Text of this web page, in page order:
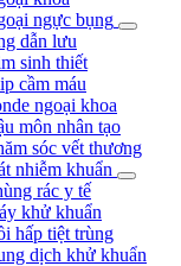
ngực bụng
dẫn lưu
sinh thiết
cầm máu
ngoại khoa
môn nhân tạo
sóc vết thương
nhiễm khuẩn
rác y tế
khử khuẩn
hấp tiệt trùng
dịch khử khuẩn